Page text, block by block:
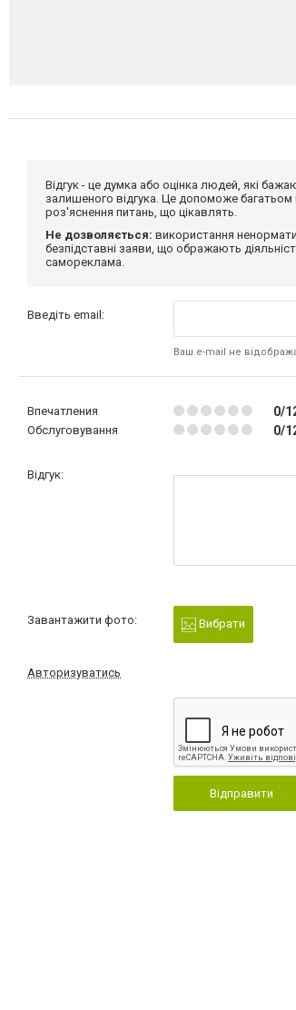
Відгук - це думка або оцінка людей, які
залишеного відгука. Це допоможе багатьом
роз'яснення питань, що цікавлять.
Не дозволяється: використання
безпідставні заяви, що ображають
самореклама.
Введіть email:
Ваш e-mail не
Впечатления 0/
Обслуговування 0/
Відгук:
Завантажити фото: Вибрати
Авторизуватись
Відправити